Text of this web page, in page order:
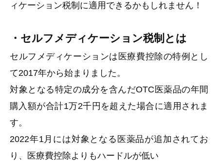
ィケーション税制に適用できるかもしれません！
・セルフメディケーション税制とは
セルフメディケーションは医療費控除の特例とし
て2017年から始まりました。
対象となる特定の成分を含んだOTC医薬品の年間
購入額が合計1万2千円を超えた場合に適用されま
す。
2022年1月には対象となる医薬品が追加されてお
り、医療費控除よりもハードルが低い